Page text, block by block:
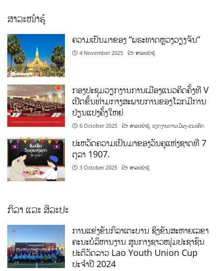
ສາລະໜ້າຮູ້
ຄວາມເປັນມາຂອງ “ພຣະທາດຫຼວງວຽງຈັນ”
4 November 2025 ສາລະໜ້າຮູ້
ກອງປະຊຸມວຽກງານການເມືອງແນວຄິດຄັ້ງທີ V
ເປີດຂຶ້ນທ່າມກາງສະພາບການຂອງໂລກມີການ
ປ່ຽນແປງຄັ້ງໃຫຍ່
6 October 2025 ສາລະໜ້າຮູ້,ວຽກງານການເມືອງ-ແນວຄິດ
ປະຫວັດຄວາມເປັນມາຂອງວັນຄູແຫ່ງຊາດທີ 7
ຕຸລາ 1907.
3 October 2025 ສາລະໜ້າຮູ້
ກິລາ ແລະ ສິລະປະ
ການແຂ່ງຂັນກິລາເຕະບານ ຊິງຂັນສະຫາຍເລຂາ
ຄະນະບໍລິຫານງານ ສູນກາງຊາວໜຸ່ມປະຊາຊົນ
ປະຕິວັດລາວ Lao Youth Union Cup
ປະຈຳປີ 2024